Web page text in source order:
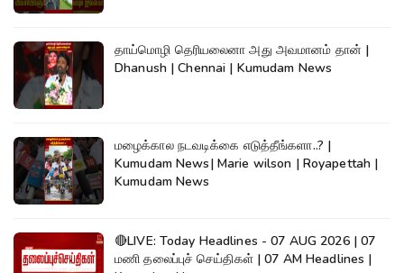
தாய்மொழி தெரியலைனா அது அவமானம் தான் |
Dhanush | Chennai | Kumudam News
மழைக்கால நடவடிக்கை எடுத்தீங்களா..? |
Kumudam News| Marie wilson | Royapettah |
Kumudam News
🔴LIVE: Today Headlines - 07 AUG 2026 | 07
மணி தலைப்புச் செய்திகள் | 07 AM Headlines |